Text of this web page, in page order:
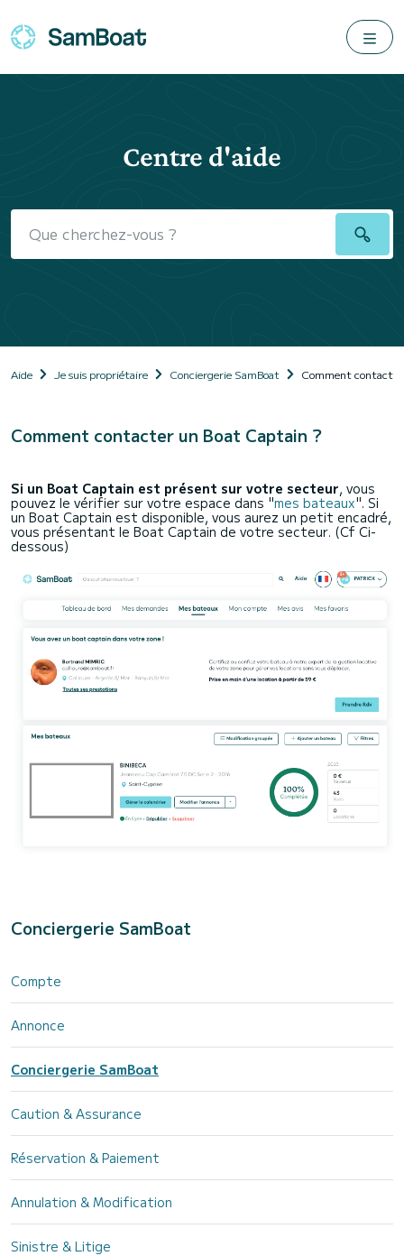
Centre d'aide
Aide Je suis propriétaire Conciergerie SamBoat Comment
Conciergerie SamBoat
Compte
Annonce
Conciergerie SamBoat
Caution & Assurance
Réservation & Paiement
Annulation & Modification
Sinistre & Litige
Comment contacter un Boat Captain ?
Si un Boat Captain est présent sur votre secteur, vous
pouvez le vérifier sur votre espace dans "mes bateaux". Si
un Boat Captain est disponible, vous aurez un petit encadré,
vous présentant le Boat Captain de votre secteur. (Cf Ci-
dessous)